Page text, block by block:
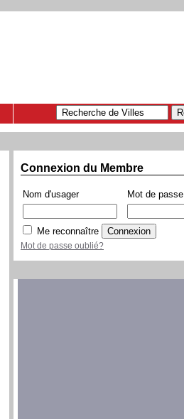
Connexion du Membre
Nom d'usager Mot de passe
Me reconnaître
Mot de passe oublié?